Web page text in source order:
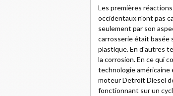
Les premières
occidentaux n'ont pas
seulement par son
carrosserie était basée
plastique. En d'autres
la corrosion. En ce qui
technologie américaine
moteur Detroit Diesel
fonctionnant sur un